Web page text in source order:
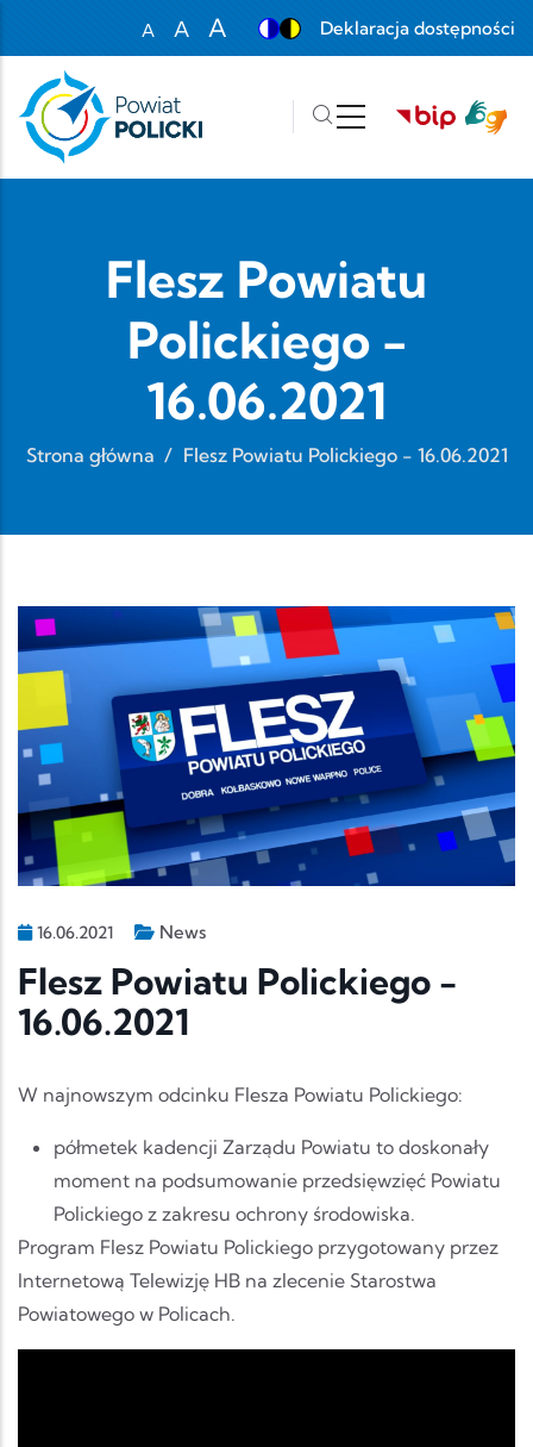
A
Set font size to 100%
A
A
Deklaracja dostępności
Flesz Powiatu
Polickiego -
16.06.2021
Strona główna / Flesz Powiatu Polickiego - 16.06.2021
16.06.2021 News
Flesz Powiatu Polickiego -
16.06.2021
W najnowszym odcinku Flesza Powiatu Polickiego:
półmetek kadencji Zarządu Powiatu to doskonały
moment na podsumowanie przedsięwzięć Powiatu
Polickiego z zakresu ochrony środowiska.
Program Flesz Powiatu Polickiego przygotowany przez
Internetową Telewizję HB na zlecenie Starostwa
Powiatowego w Policach.